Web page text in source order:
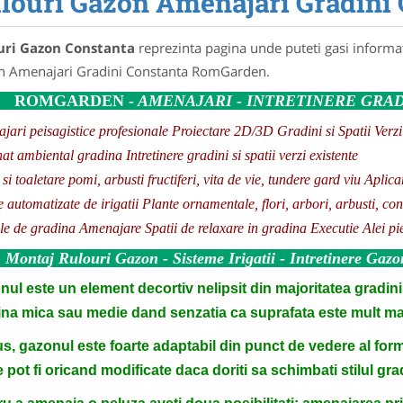
Gazon Constanta reprezinta pagina unde puteti gasi
Amenajari Gradini Constanta RomGarden.
ROMGARDEN- AMENAJARI - INTRETINERE
peisagistice profesionale Proiectare 2D/3D Gradini si Spatii Verzi
ambiental gradina Intretinere gradini si spatii verzi existente
toaletare pomi, arbusti fructiferi, vita de vie, tundere gard viu
automatizate de irigatii Plante ornamentale, flori, arbori, arbusti,
de gradina Amenajare Spatii de relaxare in gradina Executie Alei
Montaj Rulouri Gazon - Sisteme Irigatii - Intretinere
este un element decortiv nelipsit din majoritatea
mica sau medie dand senzatia ca suprafata este mult
gazonul este foarte adaptabil din punct de vedere al
pot fi oricand modificate daca doriti sa schimbati stilul